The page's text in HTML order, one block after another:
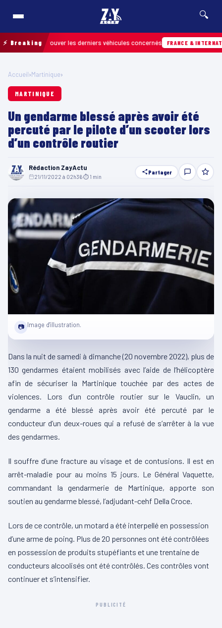
🔍
⚡ Breaking
retrouver les derniers véhicules concernés FRANCE & INTERNATIONALE
Accueil›Martinique›
MARTINIQUE
Un gendarme blessé après avoir été
percuté par le pilote d’un scooter lors
d’un contrôle routier
Rédaction ZayActu
21/11/2022 à 02h36⏱ 1 min
Partager
📷 Image d'illustration.
Dans la nuit de samedi à dimanche(20 novembre 2022), plus de
130 gendarmes étaient mobilisés avec l’aide de l’hélicoptère
afin de sécuriser la Martinique touchée par des actes de
violences. Lors d’un contrôle routier sur le Vauclin, un
gendarme a été blessé après avoir été percuté par le
conducteur d’un deux-roues qui a refusé de s’arrêter à la vue
des gendarmes.
Il souffre d’une fracture au visage et de contusions. Il est en
arrêt-maladie pour au moins 15 jours. Le Général Vaquette,
commandant la gendarmerie de Martinique, apporte son
soutien au gendarme blessé, l’adjudant-cehf Della Croce.
Lors de ce contrôle, un motard a été interpellé en possession
d’une arme de poing. Plus de 20 personnes ont été contrôlées
en possession de produits stupéfiants et une trentaine de
conducteurs alcoolisés ont été contrôlés. Ces contrôles vont
continuer et s’intensifier.
PUBLICITÉ